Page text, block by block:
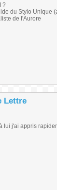
?
du Stylo Unique
de l'Aurore
Lettre
lui j'ai appris